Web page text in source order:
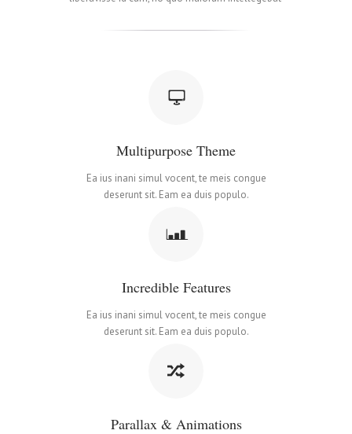
Multipurpose Theme
Ea ius inani simul vocent, te meis congue
deserunt sit. Eam ea duis populo.
Incredible Features
Ea ius inani simul vocent, te meis congue
deserunt sit. Eam ea duis populo.
Parallax & Animations